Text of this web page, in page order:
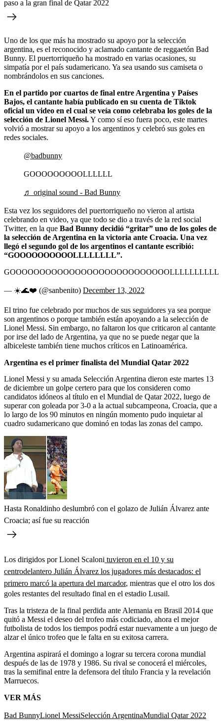
paso a la gran final de Qatar 2022
Uno de los que más ha mostrado su apoyo por la selección
argentina, es el reconocido y aclamado cantante de reggaetón Bad
Bunny. El puertorriqueño ha mostrado en varias ocasiones, su
simpatía por el país sudamericano. Ya sea usando sus camiseta o
nombrándolos en sus canciones.
En el partido por cuartos de final entre Argentina y Países
Bajos, el cantante había publicado en su cuenta de Tiktok
oficial un video en el cual se veía como celebraba los goles de la
selección de Lionel Messi.Y como sí eso fuera poco, este martes
volvió a mostrar su apoyo a los argentinos y celebró sus goles en
redes sociales.
@badbunny
GOOOOOOOOOLLLLLL
♬ original sound - Bad Bunny
Esta vez los seguidores del puertorriqueño no vieron al artista
celebrando en video, ya que todo se dio a través de la red social
Twitter, en la que Bad Bunny decidió “gritar” uno de los goles de
la selección de Argentina en la victoria ante Croacia. Una vez
llegó el segundo gol de los argentinos el cantante escribió:
“GOOOOOOOOOOLLLLLLLL”.
GOOOOOOOOOOOOOOOOOOOOOOOOOOOLLLLLLLLLL
— ☀️🌊❤️ (@sanbenito) December 13, 2022
El trino fue celebrado por muchos de sus seguidores ya sea porque
son argentinos o porque también están apoyando a la selección de
Lionel Messi. Sin embargo, no faltaron los que criticaron al cantante
por irse del lado de Argentina, ya que no se puede negar que la
albiceleste también tiene muchos críticos en Latinoamérica.
Argentina es el primer finalista del Mundial Qatar 2022
Lionel Messi y su amada Selección Argentina dieron este martes 13
de diciembre un golpe certero para que los consideren como
candidatos idóneos al título en el Mundial de Qatar 2022, luego de
superar con goleada por 3-0 a la actual subcampeona, Croacia, que a
lo largo de los 90 minutos en ningún momento pudo inquietar al
cuadro sudamericano que dominó en todas las zonas del campo.
Hasta Ronaldinho deslumbró con el golazo de Julián Álvarez ante
Croacia; así fue su reacción
Los dirigidos por Lionel Scaloni tuvieron en el 10 y su
centrodelantero Julián Álvarez los jugadores más destacados: el
primero marcó la apertura del marcador, mientras que el otro los dos
goles restantes del resultado final en el estadio Lusail.
Tras la tristeza de la final perdida ante Alemania en Brasil 2014 que
quitó a Messi el deseo del trofeo más codiciado, ahora el mejor
futbolista de todos los tiempos podrá estar nuevamente a un juego de
alzar el único trofeo que le falta en su exitosa carrera.
Argentina aspirará el domingo a lograr su tercera corona mundial
después de las de 1978 y 1986. Su rival se conocerá el miércoles,
tras la semifinal entre la defensora del título Francia y la revelación
Marruecos.
VER MÁS
Bad BunnyLionel MessiSelección ArgentinaMundial Qatar 2022